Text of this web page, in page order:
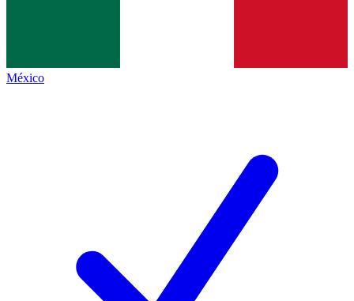
México